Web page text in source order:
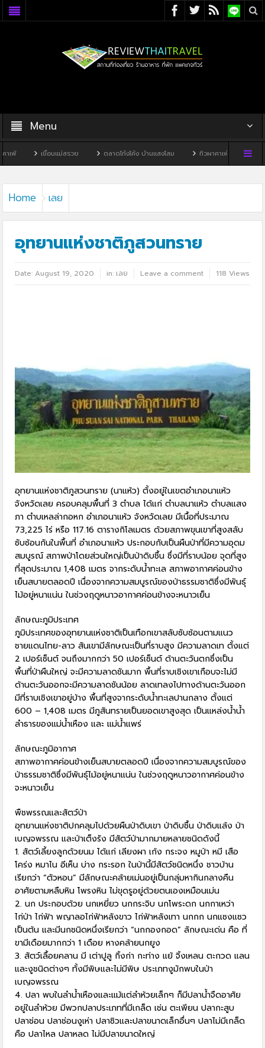
Menu
อนแม่สรวย ตลาดโก้งโค้ง บ้านแสงโสม ทิวผาคาเฟ่ บ้านพิพิธภัณฑ์ไทดำ
Home เลย
อุทยานแห่งชาติภูสวนทราย
Date:August 19, 2020 in: เลย Leave a comment 118 Views
อุทยานแห่งชาติภูสวนทราย (นาแห้ว) ตั้งอยู่ในเขตอำเภอนาแห้ว
จังหวัดเลย ครอบคลุมพื้นที่ 3 ตำบล ได้แก่ ตำบลนาแห้ว ตำบลแสง
ภา ตำบเหลล่ากอหก อำเภอนาแห้ว จังหวัดเลย มีเนื้อที่ประมาณ
73,225 ไร่ หรือ 117.16 ตารางกิโลเมตร ด้วยสภาพขุนเขาที่สูงสลับ
ซับซ้อนกันในพื้นที่ อำเภอนาแห้ว ประกอบกับเป็นผืนป่าที่มีความอุดม
สมบูรณ์ สภาพป่าโดยส่วนใหญ่เป็นป่าดิบชื้น ซึ่งมีที่ราบน้อย จุดที่สูง
ที่สุดประมาณ 1,408 เมตร จากระดับน้ำทะเล สภาพอากาศค่อนข้าง
เย็นสบายตลอดปี เนื่องจากความสมบูรณ์ของป่าธรรมชาติซึ่งมีพันธุ์
ไม้อยู่หนาแน่น ในช่วงฤดูหนาวอากาศค่อนข้างจะหนาวเย็น
ลักษณะภูมิประเทศ
ภูมิประเทศของอุทยานแห่งชาติเป็นเทือกเขาสลับซับซ้อนตามแนว
ชายแดนไทย-ลาว สันเขามีลักษณะเป็นที่ราบสูง มีความลาดเท ตั้งแต่
2 เปอร์เซ็นต์ จนถึงมากกว่า 50 เปอร์เซ็นต์ ด้านตะวันตกซึ่งเป็น
พื้นที่ป่าผืนใหญ่ จะมีความลาดชันมาก พื้นที่ราบเชิงเขาเกือบจะไม่มี
ด้านตะวันออกจะมีความลาดชันน้อย ลาดเทลงไปทางด้านตะวันออก
มีที่ราบเชิงเขาอยู่บ้าง พื้นที่สูงจากระดับน้ำทะเลปานกลาง ตั้งแต่
600 – 1,408 เมตร มีภูสันทรายเป็นยอดเขาสูงสุด เป็นแหล่งน้ำน้ำ
ลำธารของแม่น้ำเหือง และ แม่น้ำแพร่
ลักษณะภูมิอากาศ
สภาพอากาศค่อนข้างเย็นสบายตลอดปี เนื่องจากความสมบูรณ์ของ
ป่าธรรมชาติซึ่งมีพันธุ์ไม้อยู่หนาแน่น ในช่วงฤดูหนาวอากาศค่อนข้าง
จะหนาวเย็น
พืชพรรณและสัตว์ป่า
อุทยานแห่งชาติปกคลุมไปด้วยผืนป่าดิบเขา ป่าดิบชื้น ป่าดิบแล้ง ป่า
เบญจพรรณ และป่าเต็งรัง มีสัตว์ป่ามากมายหลายชนิดดังนี้
1. สัตว์เลี้ยงลูกด้วยนม ได้แก่ เลียงผา เก้ง กระจง หมูป่า หมี เสือ
โคร่ง หมาไน อีเห็น บ่าง กระรอก ในป่านี้มีสัตว์ชนิดหนึ่ง ชาวบ้าน
เรียกว่า “ตัวหอน” มีลักษณะคล้ายเม่นอยู่เป็นกลุ่มหากินกลางคืน
อาศัยตามหลืบหิน โพรงหิน ไม่ขุดรูอยู่ด้วยตนเองเหมือนเม่น
2. นก ประกอบด้วย นกเหยี่ยว นกกระจิบ นกโพระดก นกกาเหว่า
ไก่ป่า ไก่ฟ้า พญาลอไก่ฟ้าหลังขาว ไก่ฟ้าหลังเทา นกกก นกแซงแซว
เป็นต้น และมีนกชนิดหนึ่งเรียกว่า “นกกองกอด” ลักษณะเด่น คือ ที่
ขามีเดือยมากกว่า 1 เดือย หางคล้ายนกยูง
3. สัตว์เลื้อยคลาน มี เต่าปูลู กิ้งก่า กะท่าง แย้ จิ้งเหลน ตะกวด แลน
และงูชนิดต่างๆ ทั้งมีพิษและไม่มีพิษ ประเภทงูมักพบในป่า
เบญจพรรณ
4. ปลา พบในลำน้ำเหืองและแม้แต่ลำห้วยเล็กๆ ก็มีปลาน้ำจืดอาศัย
อยู่ในลำห้วย มีพวกปลาประเภทที่มีเกล็ด เช่น ตะเพียน ปลากะสูบ
ปลาช่อน ปลาช่อนงูเห่า ปลาซิวและปลาขนาดเล็กอื่นๆ ปลาไม่มีเกล็ด
คือ ปลาไหล ปลาหลด ไม่มีปลาขนาดใหญ่